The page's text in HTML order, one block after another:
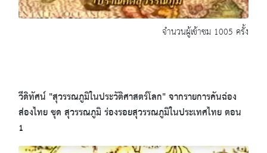
จำนวนผู้เข้าชม 1005 ครั้ง
วีดิทัศน์ "สุวรรณภูมิในประวัติศาสตร์โลก" จากรายการคันฉ่อง
ส่องไทย ชุด สุวรรณภูมิ ร่องรอยสุวรรณภูมิในประเทศไทย ตอน
1